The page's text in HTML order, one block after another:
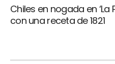
Chiles en nogada en
con una receta de 1821